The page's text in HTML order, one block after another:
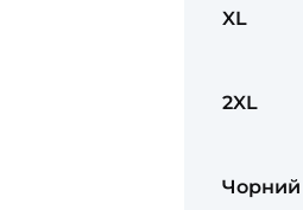
XL
2XL
Чорний